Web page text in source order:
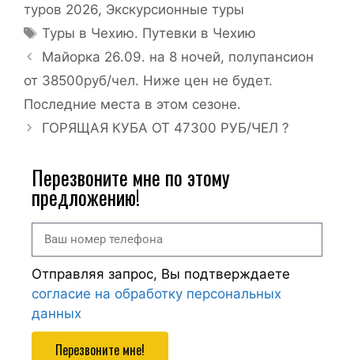
туров 2026, Экскурсионные туры
Туры в Чехию. Путевки в Чехию
Майорка 26.09. на 8 ночей, полупансион
от 38500руб/чел. Ниже цен не будет.
Последние места в этом сезоне.
ГОРЯЩАЯ КУБА ОТ 47300 РУБ/ЧЕЛ ?
Перезвоните мне по этому
предложению!
Отправляя запрос, Вы подтверждаете
согласие на обработку персональных
данных
Перезвоните мне!